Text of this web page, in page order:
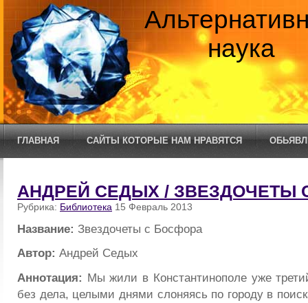
наука
ГЛАВНАЯ САЙТЫ КОТОРЫЕ НАМ НРАВЯТСЯ
АНДРЕЙ СЕДЫХ / ЗВЕЗДОЧЕТЫ
Рубрика: Библиотека 15 Февраль 2013
Название: Звездочеты с Босфора
Автор: Андрей Седых
Аннотация: Мы жили в Константинополе уже
без дела, целыми днями слоняясь по городу в